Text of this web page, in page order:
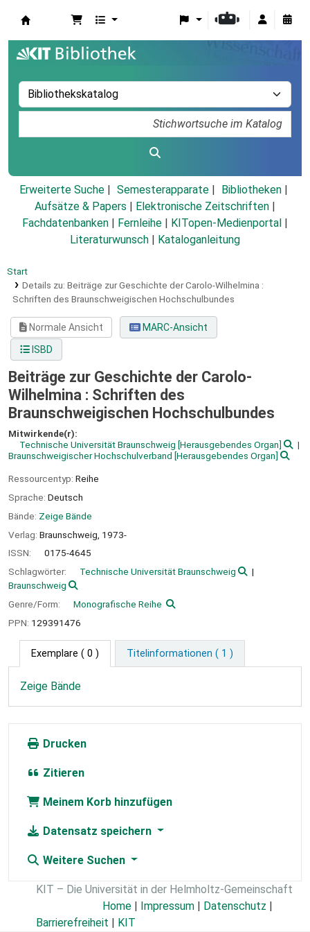
Erweiterte Suche Semesterapparate
Bibliotheken
Aufsätze & Papers
Elektronische Zeitschriften
Fachdatenbanken
Fernleihe KITopen-Medienportal
Literaturwunsch
Kataloganleitung
Start
Details zu: Beiträge zur Geschichte der Carolo-Wilhelmina :
Schriften des Braunschweigischen Hochschulbundes
Normale Ansicht
MARC-Ansicht
ISBD
Beiträge zur Geschichte der Carolo-
Wilhelmina : Schriften des
Braunschweigischen Hochschulbundes
Mitwirkende(r):
Technische Universität Braunschweig [Herausgebendes Organ]
Braunschweigischer Hochschulverband [Herausgebendes Organ]
Ressourcentyp: Reihe
Sprache: Deutsch
Bände: Zeige Bände
Verlag: Braunschweig, 1973-
ISSN:
0175-4645
Schlagwörter:
Technische Universität Braunschweig
Braunschweig
Genre/Form:
Monografische Reihe
PPN: 129391476
Exemplare ( 0 ) Titelinformationen ( 1 )
Zeige Bände
Drucken
Zitieren
Meinem Korb hinzufügen
Datensatz speichern
Weitere Suchen
KIT – Die Universität in der Helmholtz-Gemeinschaft
Home | Impressum | Datenschutz |
Barrierefreiheit | KIT